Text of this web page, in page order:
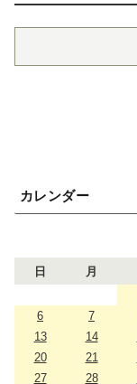
カレンダー
日 月
6
7
13
14
20
21
27
28